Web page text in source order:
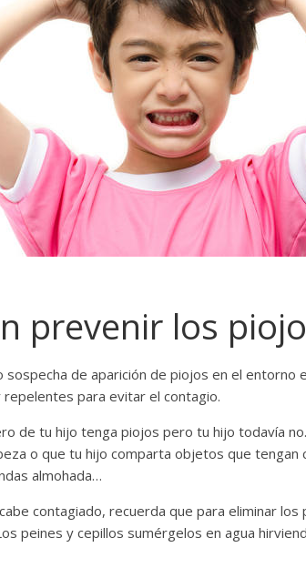
prevenir los
sospecha de aparición de piojos en el entorno
para evitar el contagio.
de tu hijo tenga piojos pero tu hijo todavía
o que tu hijo comparta objetos que tengan
almohada…
contagiado, recuerda que para eliminar
peines y cepillos sumérgelos en agua